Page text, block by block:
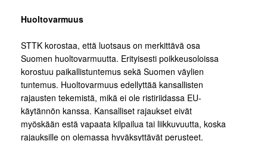
Huoltovarmuus
STTK korostaa, että luotsaus on merkittävä osa
Suomen huoltovarmuutta. Erityisesti poikkeusoloissa
korostuu paikallistuntemus sekä Suomen väylien
tuntemus. Huoltovarmuus edellyttää kansallisten
rajausten tekemistä, mikä ei ole ristiriidassa EU-
käytännön kanssa. Kansalliset rajaukset eivät
myöskään estä vapaata kilpailua tai liikkuvuutta, koska
rajauksille on olemassa hyväksyttävät perusteet.